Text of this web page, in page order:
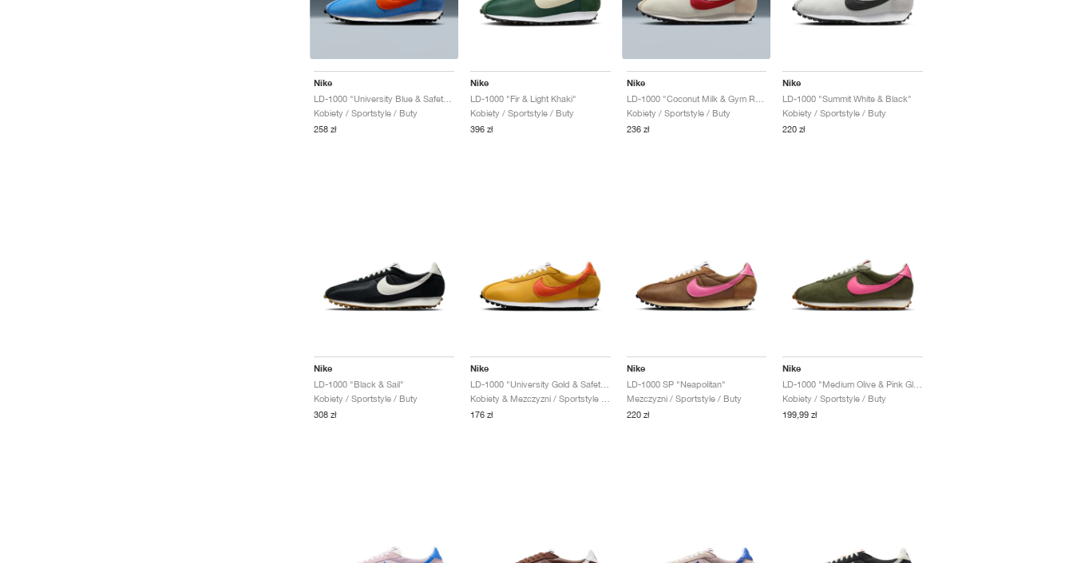
Nike
Kobiety / Sportstyle / Buty
258 zł
Nike
LD-1000 "Fir & Light Khaki"
Kobiety / Sportstyle / Buty
396 zł
Nike
Kobiety / Sportstyle / Buty
236 zł
Nike
LD-1000 "Summit White & Black"
Kobiety / Sportstyle / Buty
220 zł
Nike
LD-1000 "Black & Sail"
Kobiety / Sportstyle / Buty
308 zł
Nike
LD-1000 "University Gold & Safety Orange"
176 zł
Nike
LD-1000 SP "Neapolitan"
Mezczyzni / Sportstyle / Buty
220 zł
Nike
Kobiety / Sportstyle / Buty
199,99 zł